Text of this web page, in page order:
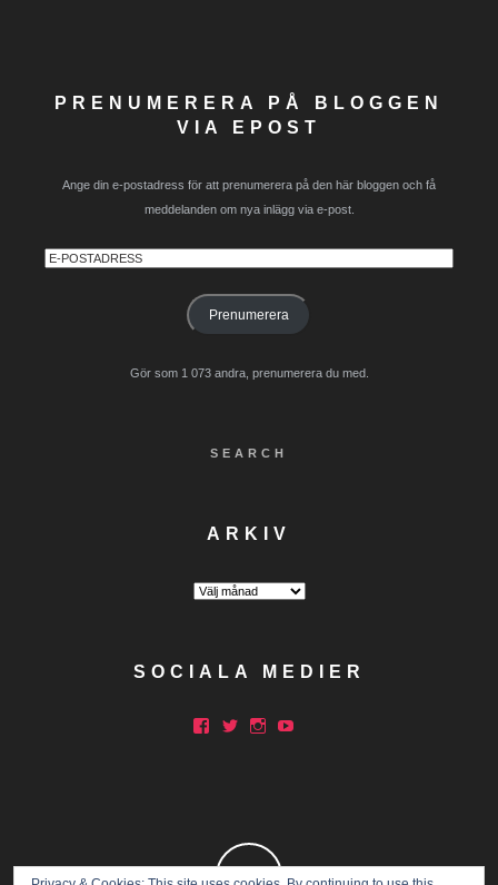
PRENUMERERA PÅ BLOGGEN
VIA EPOST
Ange din e-postadress för att prenumerera på den här bloggen och få
meddelanden om nya inlägg via e-post.
E-
Prenumerera
Gör som 1 073 andra, prenumerera du med.
SEARCH
ARKIV
Arkiv
SOCIALA MEDIER
Facebook
Twitter
Instagram